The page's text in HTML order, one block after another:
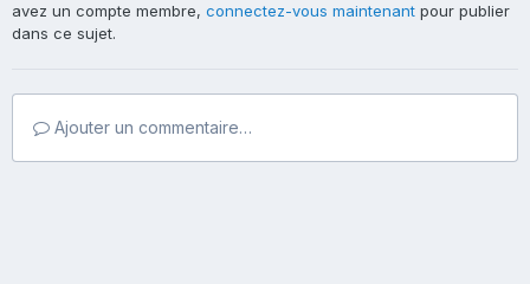
avez un compte membre, connectez-vous maintenant pour publier
dans ce sujet.
Ajouter un commentaire…